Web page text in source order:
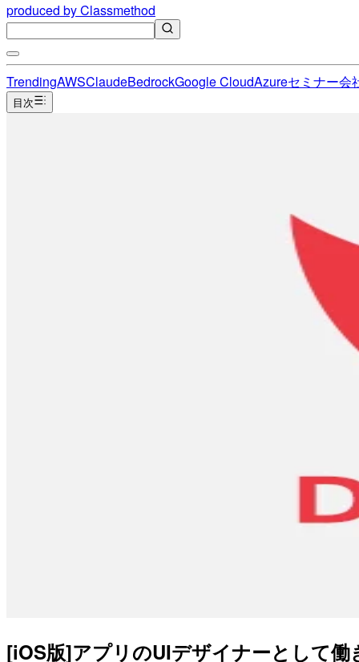
produced by Classmethod
TrendingAWSClaudeBedrockGoogle CloudAzureセミナー会
目次
[iOS版]アプリのUIデザイナーとして